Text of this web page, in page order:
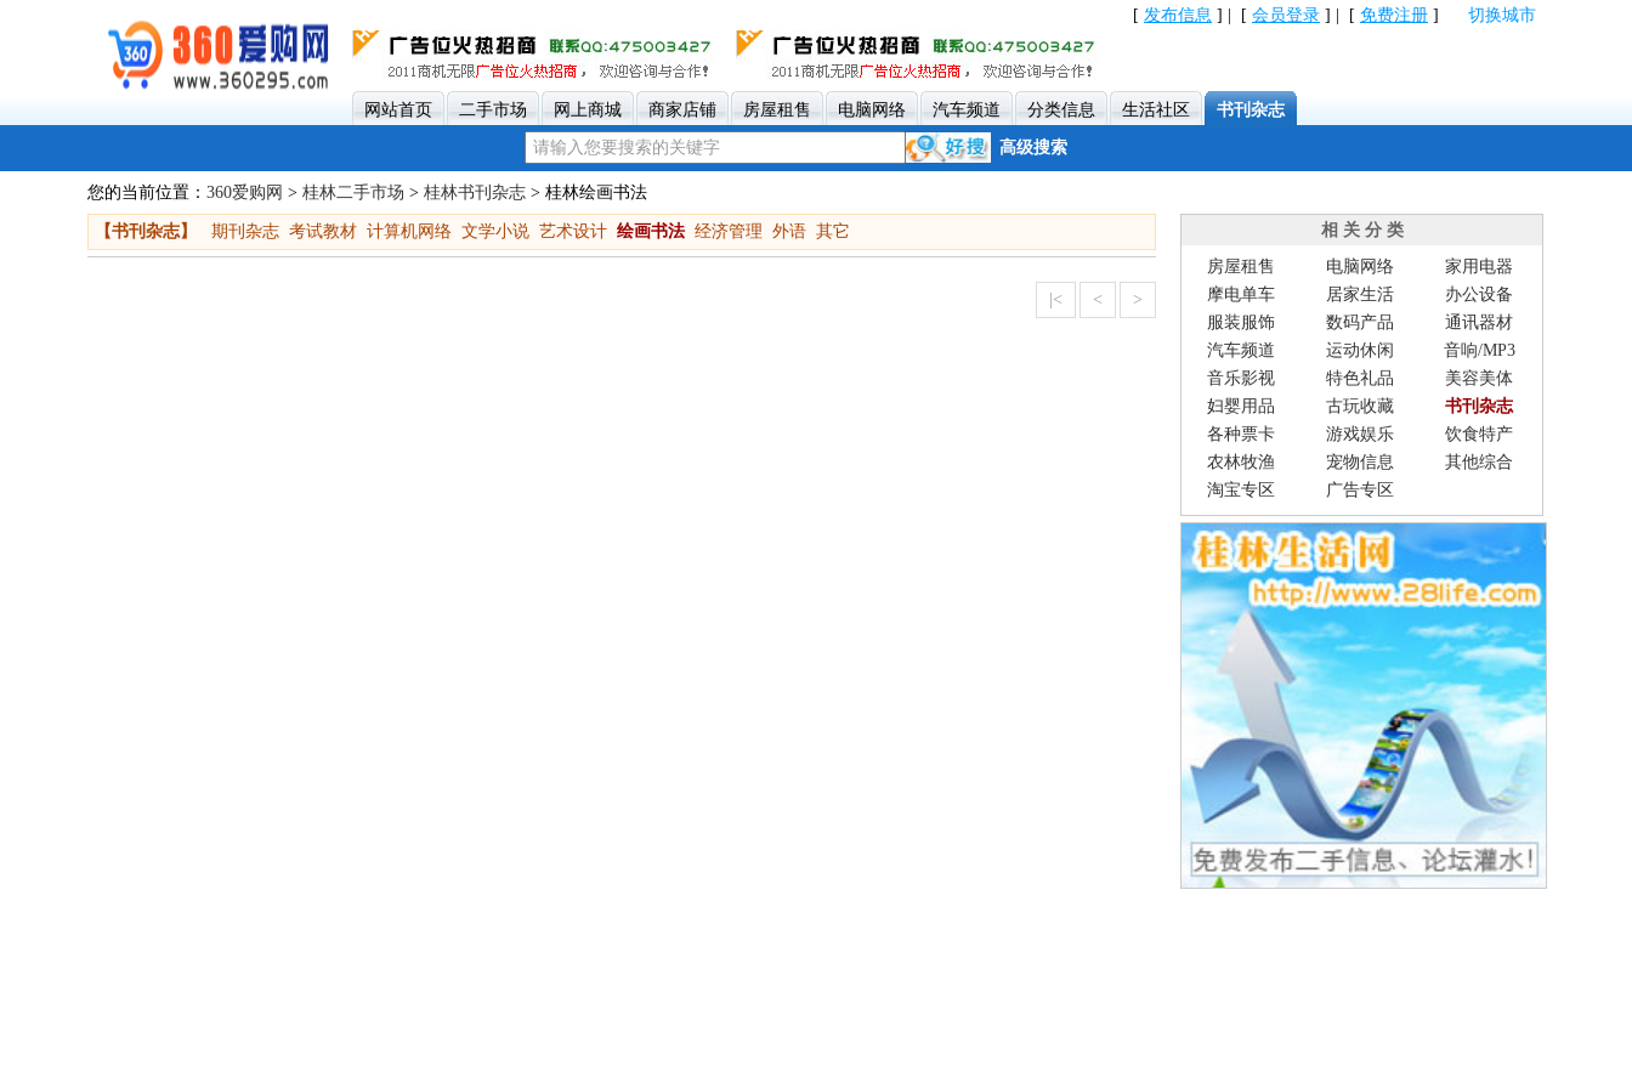
[ 发布信息 ] | [ 会员登录 ] | [ 免费注册 ] 切换城市
网站首页 二手市场 网上商城 商家店铺 房屋租售 电脑网络 汽车频道 分类信息 生活社区 书刊杂志
高级搜索
您的当前位置： 360爱购网 > 桂林二手市场 > 桂林书刊杂志 > 桂林绘画书法
【书刊杂志】 期刊杂志 考试教材 计算机网络 文学小说 艺术设计 绘画书法 经济管理 外语 其它
|< < >
相 关 分 类
房屋租售
电脑网络
家用电器
摩电单车
居家生活
办公设备
服装服饰
数码产品
通讯器材
汽车频道
运动休闲
音响/MP3
音乐影视
特色礼品
美容美体
妇婴用品
古玩收藏
书刊杂志
各种票卡
游戏娱乐
饮食特产
农林牧渔
宠物信息
其他综合
淘宝专区
广告专区